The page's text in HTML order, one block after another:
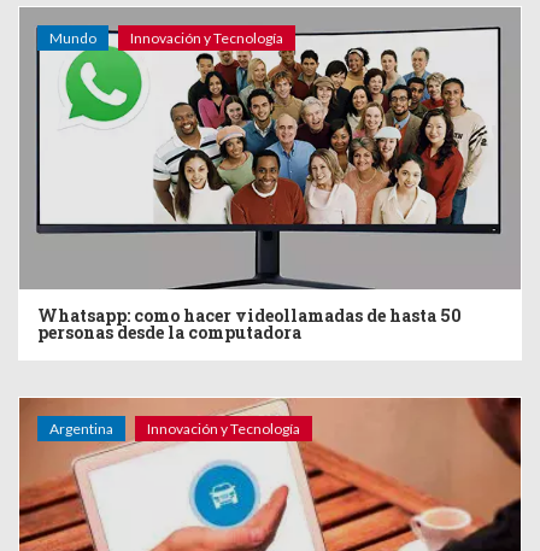
Mundo Innovación y Tecnología
Whatsapp: como hacer videollamadas de hasta 50
personas desde la computadora
Argentina Innovación y Tecnología